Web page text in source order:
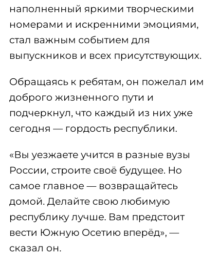
наполненный яркими творческими
номерами и искренними эмоциями,
стал важным событием для
выпускников и всех присутствующих.
Обращаясь к ребятам, он пожелал им
доброго жизненного пути и
подчеркнул, что каждый из них уже
сегодня — гордость республики.
«Вы уезжаете учится в разные вузы
России, строите своё будущее. Но
самое главное — возвращайтесь
домой. Делайте свою любимую
республику лучше. Вам предстоит
вести Южную Осетию вперёд», —
сказал он.